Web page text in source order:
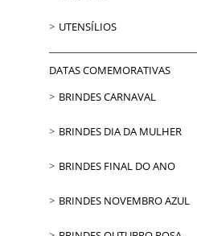
UTENSÍLIOS
DATAS COMEMORATIVAS
BRINDES CARNAVAL
BRINDES DIA DA MULHER
BRINDES FINAL DO ANO
BRINDES NOVEMBRO AZUL